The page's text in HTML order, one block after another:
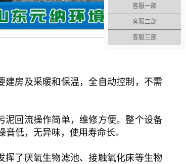
房及采暖和保温，全自动控制，不需
泥回流操作简单，维修方便。整个设备
低，无异味，使用寿命长。
了厌氧生物滤池、接触氧化床等生物
客服一部
客服二部
客服三部